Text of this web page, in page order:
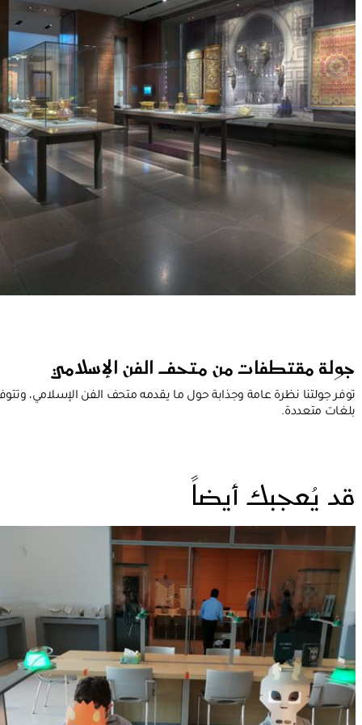
جولة مقتطفات من متحف الفن الإسلامي
توفر جولتنا نظرة عامة وجذابة حول ما يقدمه متحف الفن الإسلامي،
بلغات متعددة.
قد يُعجبك أيضاً